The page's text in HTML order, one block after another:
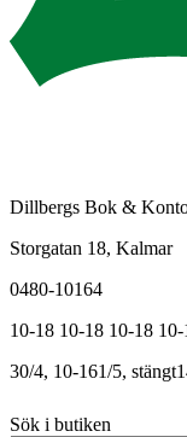
Dillbergs Bok &
Storgatan 18, Kalmar
0480-10164
10-18 10-18 10-18
30/4, 10-161/5, stängt
Sök i butiken